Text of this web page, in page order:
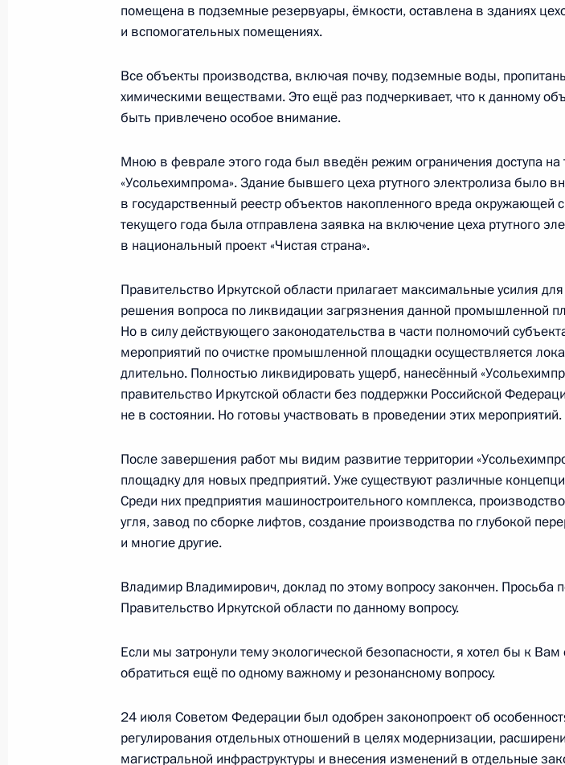
7 августа 2020 года, пятница
7 августа 2020 года, 15:50 Московская область, Ново-Огарёво
Встреча с главой института развития «ДОМ.РФ» Виталием Мутко
6 августа 2020 года, 13:20 Москва, Кремль
5 августа 2020 года, среда
Встреча с главой компании «Ростелеком» Михаилом Осеевским
5 августа 2020 года, 14:15 Москва, Кремль
4 августа 2020 года, вторник
Встреча с губернатором Московской области Андреем
Воробьёвым
4 августа 2020 года, 13:40 Москва, Кремль
3 августа 2020 года, понедельник
Встреча с главой Объединённой авиастроительной корпорации
3 августа 2020 года, 13:10
30 июля 2020 года, четверг
помещена в подземные резервуары, ёмкости, оставлена в зданиях
и вспомогательных помещениях.
Все объекты производства, включая почву, подземные воды,
химическими веществами. Это ещё раз подчеркивает, что к данному
быть привлечено особое внимание.
Мною в феврале этого года был введён режим ограничения доступа на
«Усольехимпрома». Здание бывшего цеха ртутного электролиза было
в государственный реестр объектов накопленного вреда окружающей
текущего года была отправлена заявка на включение цеха ртутного
в национальный проект «Чистая страна».
Правительство Иркутской области прилагает максимальные усилия
решения вопроса по ликвидации загрязнения данной промышленной
Но в силу действующего законодательства в части полномочий
мероприятий по очистке промышленной площадки осуществляется
длительно. Полностью ликвидировать ущерб, нанесённый
правительство Иркутской области без поддержки Российской
не в состоянии. Но готовы участвовать в проведении этих мероприятий.
После завершения работ мы видим развитие территории
площадку для новых предприятий. Уже существуют различные
Среди них предприятия машиностроительного комплекса,
угля, завод по сборке лифтов, создание производства по глубокой
и многие другие.
Владимир Владимирович, доклад по этому вопросу закончен. Просьба
Правительство Иркутской области по данному вопросу.
Если мы затронули тему экологической безопасности, я хотел бы к Вам
обратиться ещё по одному важному и резонансному вопросу.
24 июля Советом Федерации был одобрен законопроект об
регулирования отдельных отношений в целях модернизации,
магистральной инфраструктуры и внесения изменений в отдельные